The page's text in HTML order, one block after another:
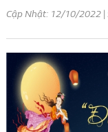
Cập Nhật: 12/10/2022 |